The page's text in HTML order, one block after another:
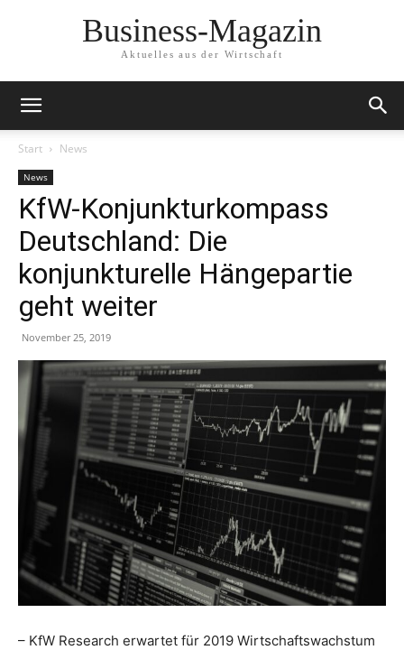
Business-Magazin
Aktuelles aus der Wirtschaft
Start News
News
KfW-Konjunkturkompass
Deutschland: Die
konjunkturelle Hängepartie
geht weiter
November 25, 2019
– KfW Research erwartet für 2019 Wirtschaftswachstum